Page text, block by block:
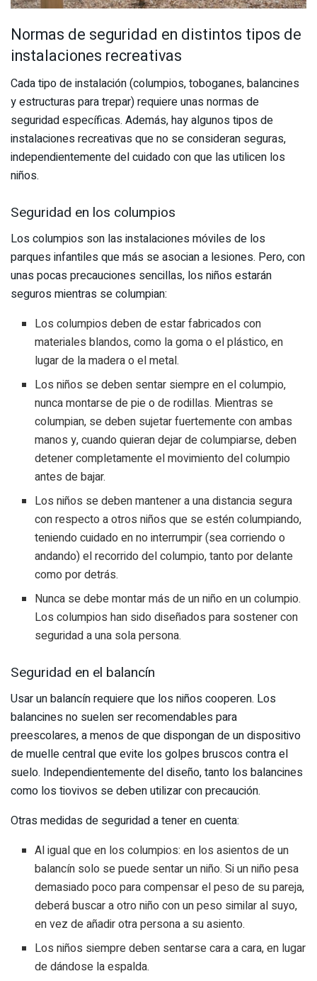
Normas de seguridad en distintos tipos de
instalaciones recreativas
Cada tipo de instalación (columpios, toboganes, balancines
y estructuras para trepar) requiere unas normas de
seguridad específicas. Además, hay algunos tipos de
instalaciones recreativas que no se consideran seguras,
independientemente del cuidado con que las utilicen los
niños.
Seguridad en los columpios
Los columpios son las instalaciones móviles de los
parques infantiles que más se asocian a lesiones. Pero, con
unas pocas precauciones sencillas, los niños estarán
seguros mientras se columpian:
Los columpios deben de estar fabricados con
materiales blandos, como la goma o el plástico, en
lugar de la madera o el metal.
Los niños se deben sentar siempre en el columpio,
nunca montarse de pie o de rodillas. Mientras se
columpian, se deben sujetar fuertemente con ambas
manos y, cuando quieran dejar de columpiarse, deben
detener completamente el movimiento del columpio
antes de bajar.
Los niños se deben mantener a una distancia segura
con respecto a otros niños que se estén columpiando,
teniendo cuidado en no interrumpir (sea corriendo o
andando) el recorrido del columpio, tanto por delante
como por detrás.
Nunca se debe montar más de un niño en un columpio.
Los columpios han sido diseñados para sostener con
seguridad a una sola persona.
Seguridad en el balancín
Usar un balancín requiere que los niños cooperen. Los
balancines no suelen ser recomendables para
preescolares, a menos de que dispongan de un dispositivo
de muelle central que evite los golpes bruscos contra el
suelo. Independientemente del diseño, tanto los balancines
como los tiovivos se deben utilizar con precaución.
Otras medidas de seguridad a tener en cuenta:
Al igual que en los columpios: en los asientos de un
balancín solo se puede sentar un niño. Si un niño pesa
demasiado poco para compensar el peso de su pareja,
deberá buscar a otro niño con un peso similar al suyo,
en vez de añadir otra persona a su asiento.
Los niños siempre deben sentarse cara a cara, en lugar
de dándose la espalda.